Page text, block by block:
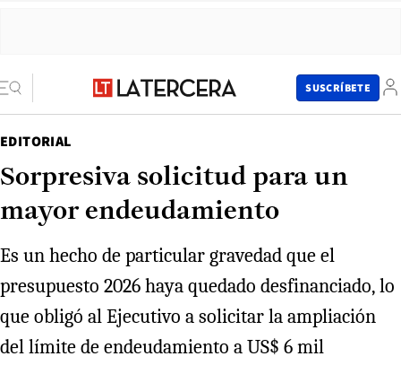
SUSCRÍBETE
EDITORIAL
Sorpresiva solicitud para un
mayor endeudamiento
Es un hecho de particular gravedad que el
presupuesto 2026 haya quedado desfinanciado, lo
que obligó al Ejecutivo a solicitar la ampliación
del límite de endeudamiento a US$ 6 mil